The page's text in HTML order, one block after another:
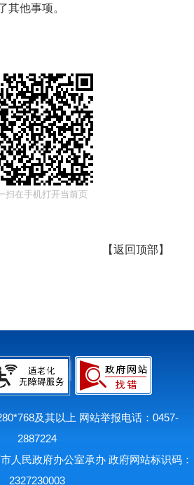
其他事项。
扫在手机打开当前页
【返回顶部 】
及其以上 网站举报电话：0457-
2887224
人民政府办公室承办 政府网站标识码：
2327230003